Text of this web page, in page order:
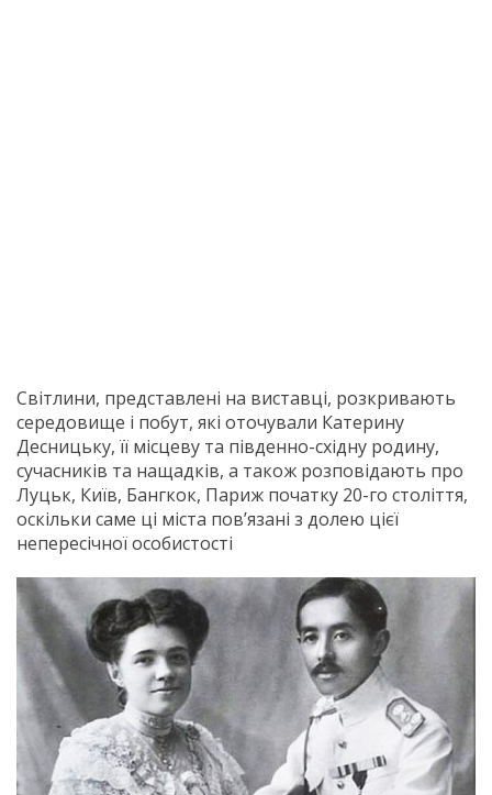
Світлини, представлені на виставці, розкривають
середовище і побут, які оточували Катерину
Десницьку, її місцеву та південно-східну родину,
сучасників та нащадків, а також розповідають про
Луцьк, Київ, Бангкок, Париж початку 20-го століття,
оскільки саме ці міста пов’язані з долею цієї
непересічної особистості